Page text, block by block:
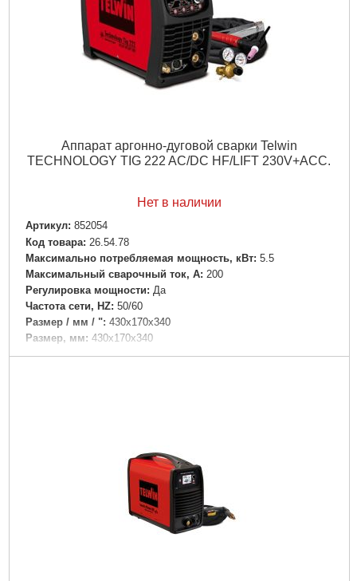
Аппарат аргонно-дуговой сварки Telwin
TECHNOLOGY TIG 222 AC/DC HF/LIFT 230V+ACC.
Нет в наличии
Артикул: 852054
Код товара: 26.54.78
Максимально потребляемая мощность, кВт: 5.5
Максимальный сварочный ток, А: 200
Регулировка мощности: Да
Частота сети, HZ: 50/60
Размер / мм / ": 430x170x340
Размер, мм: 430x170x340
Гарантия, мес.: 12